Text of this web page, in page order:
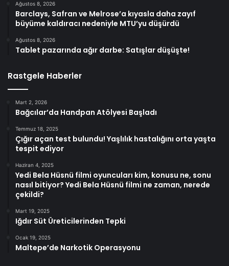
Ağustos 8, 2026
Barclays, Safran ve Melrose’a kıyasla daha zayıf
büyüme kaldıracı nedeniyle MTU’yu düşürdü
Ağustos 8, 2026
Tablet pazarında ağır darbe: Satışlar düşüşte!
Rastgele Haberler
Mart 2, 2026
Bağcılar’da Handpan Atölyesi Başladı
Temmuz 18, 2025
Çığır açan test bulundu! Yaşlılık hastalığını orta yaşta
tespit ediyor
Haziran 4, 2025
Yedi Bela Hüsnü filmi oyuncuları kim, konusu ne, sonu
nasıl bitiyor? Yedi Bela Hüsnü filmi ne zaman, nerede
çekildi?
Mart 19, 2025
Iğdır Süt Üreticilerinden Tepki
Ocak 19, 2025
Maltepe’de Narkotik Operasyonu